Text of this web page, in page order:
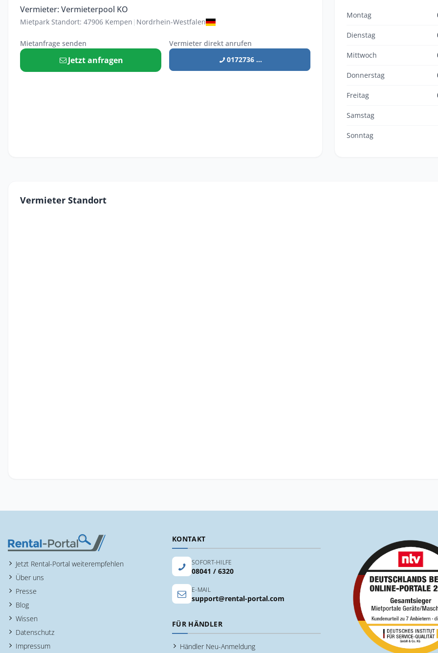
Vermieter: Vermieterpool KO
Mietpark Standort: 47906 Kempen | Nordrhein-Westfalen
Mietanfrage senden
Jetzt anfragen
Vermieter direkt anrufen
0172736 ...
Montag
Dienstag
Mittwoch
Donnerstag
Freitag
Samstag
Sonntag
Vermieter Standort
Jetzt Rental-Portal weiterempfehlen
Über uns
Presse
Blog
Wissen
Datenschutz
Impressum
KONTAKT
SOFORT-HILFE
08041 / 6320
E-MAIL
support@rental-portal.com
FÜR HÄNDLER
Händler Neu-Anmeldung